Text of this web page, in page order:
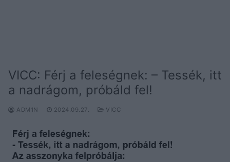
VICC: Férj a feleségnek: – Tessék, itt
a nadrágom, próbáld fel!
ADM1N 2024.09.27. VICC